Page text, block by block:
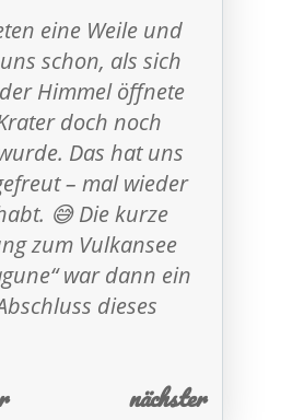
eine Weile und
schon, als sich
Himmel öffnete
doch noch
Das hat uns
– mal wieder
😅 Die kurze
zum Vulkansee
war dann ein
dieses
nächster